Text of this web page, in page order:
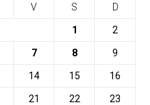
V S D
1 2
7 8 9
14 15 16
21 22 23